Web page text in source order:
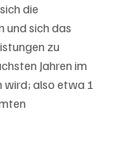
die
und sich das
zu
Jahren im
wird; also etwa 1